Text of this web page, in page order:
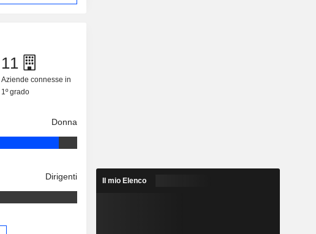
11
Aziende connesse in
1º grado
Donna
Dirigenti Il mio Elenco